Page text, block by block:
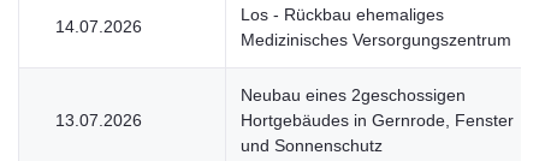
14.07.2026
Los - Rückbau ehemaliges
Medizinisches Versorgungszentrum
13.07.2026
Neubau eines 2geschossigen
Hortgebäudes in Gernrode, Fenster
und Sonnenschutz